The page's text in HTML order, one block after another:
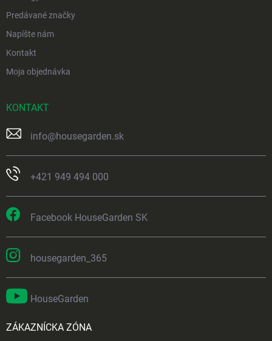
Predávané značky
Napíšte nám
Kontakt
Moja objednávka
KONTAKT
info@housegarden.sk
+421 949 494 000
Facebook HouseGarden SK
housegarden_365
HouseGarden
ZÁKAZNÍCKA ZÓNA